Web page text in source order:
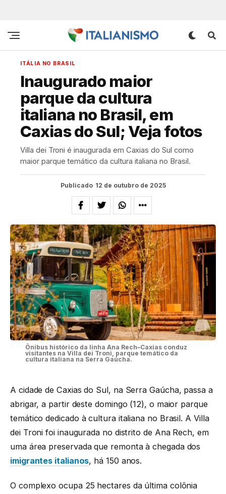
ITÁLIA NO BRASIL
Inaugurado maior
parque da cultura
italiana no Brasil, em
Caxias do Sul; Veja fotos
Villa dei Troni é inaugurada em Caxias do Sul como
maior parque temático da cultura italiana no Brasil.
Publicado 12 de outubro de 2025
Ônibus histórico da linha Ana Rech–Caxias conduz
visitantes na Villa dei Troni, parque temático da
cultura italiana na Serra Gaúcha.
A cidade de Caxias do Sul, na Serra Gaúcha, passa a
abrigar, a partir deste domingo (12), o maior parque
temático dedicado à cultura italiana no Brasil. A Villa
dei Troni foi inaugurada no distrito de Ana Rech, em
uma área preservada que remonta à chegada dos
imigrantes italianos, há 150 anos.
O complexo ocupa 25 hectares da última colônia